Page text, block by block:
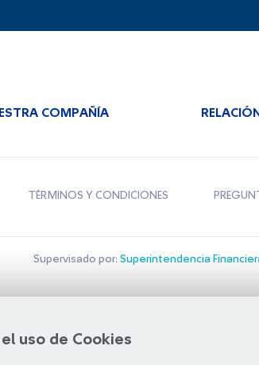
uso de Cookies
COMPAÑÍA
TÉRMINOS Y CONDICIONES
Supervisado por: Superintendencia